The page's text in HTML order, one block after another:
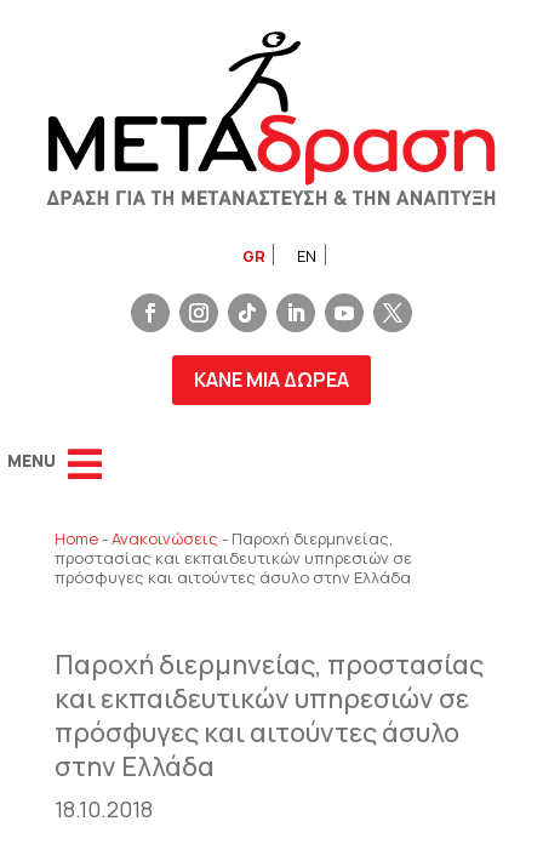
GR EN
ΚΑΝΕ ΜΙΑ ΔΩΡΕΑ
Home-Ανακοινώσεις - Παροχή διερμηνείας,
προστασίας και εκπαιδευτικών υπηρεσιών σε
πρόσφυγες και αιτούντες άσυλο στην Ελλάδα
Παροχή διερμηνείας, προστασίας
και εκπαιδευτικών υπηρεσιών σε
πρόσφυγες και αιτούντες άσυλο
στην Ελλάδα
18.10.2018